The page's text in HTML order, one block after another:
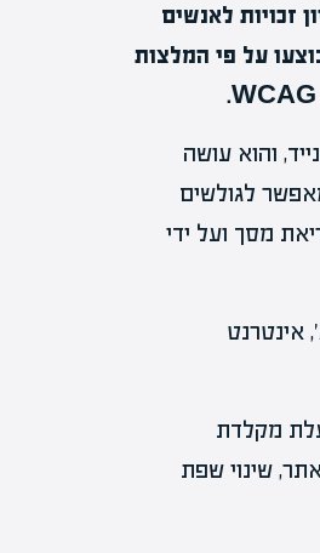
זכויות לאנשים
התאמות הנגישות בוצעו על פי המלצות
והוא עושה
לגולשים
מסך ועל ידי
אינטרנט
מקלדת
שינוי שפת